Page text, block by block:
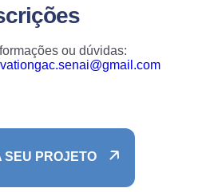
ou dúvidas:
SEU PROJETO